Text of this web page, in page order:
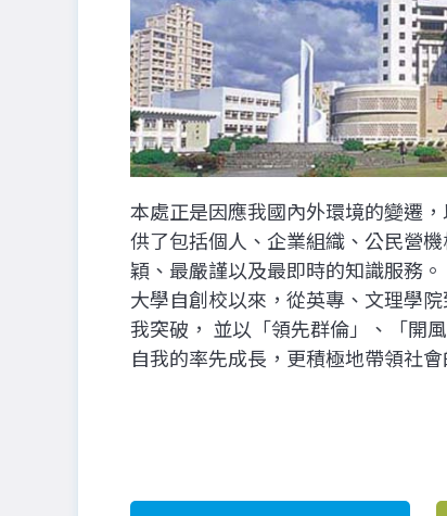
本處正是因應我國內外環境的變遷
供了包括個人、企業組織、公民營
穎、最嚴謹以及最即時的知識服務
大學自創校以來，從英專、文理學
我突破， 並以「領先群倫」、「開
自我的率先成長，更積極地帶領社會